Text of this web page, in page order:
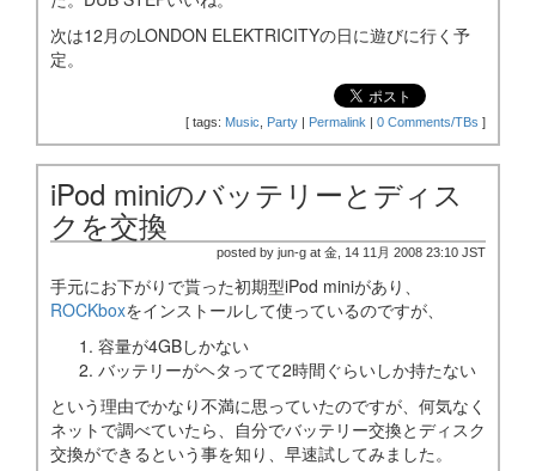
次は12月のLONDON ELEKTRICITYの日に遊びに行く予
定。
[ tags: Music, Party Permalink 0 Comments/TBs ]
iPod miniのバッテリーとディス
クを交換
posted by jun-g at 金, 14 11月 2008 23:10 JST
手元にお下がりで貰った初期型iPod miniがあり、
ROCKboxをインストールして使っているのですが、
容量が4GBしかない
バッテリーがヘタってて2時間ぐらいしか持たない
という理由でかなり不満に思っていたのですが、何気なく
ネットで調べていたら、自分でバッテリー交換とディスク
交換ができるという事を知り、早速試してみました。